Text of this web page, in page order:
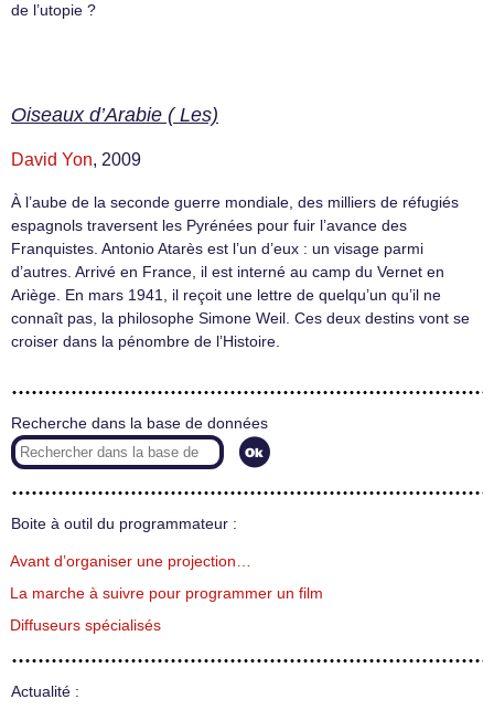
de l’utopie ?
Oiseaux d’Arabie ( Les)
David Yon, 2009
À l’aube de la seconde guerre mondiale, des milliers de réfugiés
espagnols traversent les Pyrénées pour fuir l’avance des
Franquistes. Antonio Atarès est l’un d’eux : un visage parmi
d’autres. Arrivé en France, il est interné au camp du Vernet en
Ariège. En mars 1941, il reçoit une lettre de quelqu’un qu’il ne
connaît pas, la philosophe Simone Weil. Ces deux destins vont se
croiser dans la pénombre de l’Histoire.
Recherche dans la base de données
Boite à outil du programmateur :
Avant d’organiser une projection…
La marche à suivre pour programmer un film
Diffuseurs spécialisés
Actualité :